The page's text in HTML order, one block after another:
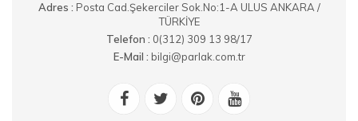
Adres : Posta Cad.Şekerciler Sok.No:1-A ULUS ANKARA /
TÜRKİYE
Telefon : 0(312) 309 13 98/17
E-Mail : bilgi@parlak.com.tr